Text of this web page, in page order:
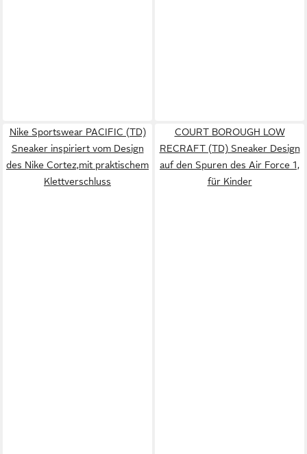
Nike Sportswear PACIFIC (TD)
Sneaker inspiriert vom Design
des Nike Cortez,mit praktischem
Klettverschluss
COURT BOROUGH LOW
RECRAFT (TD) Sneaker Design
auf den Spuren des Air Force 1,
für Kinder